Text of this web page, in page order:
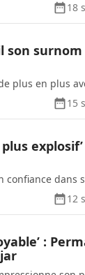
18
son surnom
plus en plus
15
confiance dans
12
: